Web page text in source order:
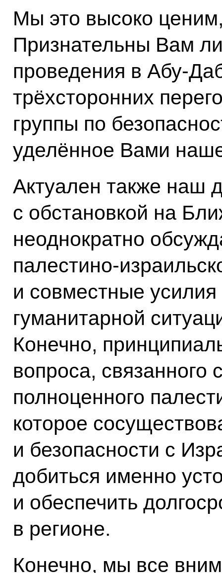
Мы это высоко
Признательны Вам
проведения в Абу-
трёхсторонних
группы по
уделённое Вами
Актуален также наш
с обстановкой на
неоднократно
палестино-
и совместные
гуманитарной
Конечно,
вопроса, связанного
полноценного
которое
и безопасности с
добиться именно
и обеспечить
в регионе.
Конечно, мы все